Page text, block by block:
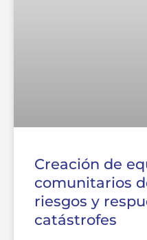
Creación de
comunitarios
riesgos y
catástrofes